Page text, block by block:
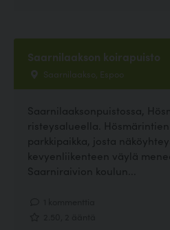
Saarnilaakson koirapuisto
Saarnilaakso, Espoo
Saarnilaaksonpuistossa,
risteysalueella.
parkkipaikka, josta
kevyenliikenteen väylä
Saarniraivion koulun...